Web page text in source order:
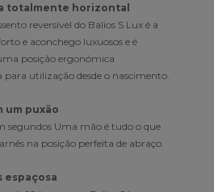
totalmente horizontal
reversível do Balios S Lux é a
e aconchego luxuosos e é
posição ergonómica
utilização desde o nascimento.
um puxão
segundos Uma mão é tudo o que
na posição perfeita de abraço.
espaçosa